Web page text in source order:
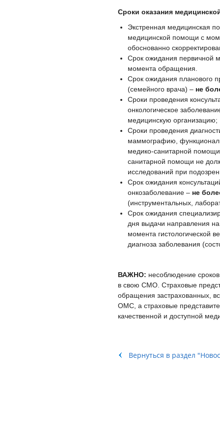
Сроки оказания
Экстренная медицинская
медицинской помощи с
обоснованно
Срок ожидания первичной
момента обращения.
Срок ожидания планового
(семейного врача) – не
Сроки проведения
онкологическое
медицинскую организацию;
Сроки проведения
маммографию,
медико-санитарной
санитарной помощи не
исследований при
Срок ожидания
онкозаболевание – не
(инструментальных,
Срок ожидания
дня выдачи направления
момента гистологической
диагноза заболевания
ВАЖНО: несоблюдение
в свою СМО. Страховые
обращения застрахованных,
ОМС, а страховые
качественной и доступной
Вернуться в раздел